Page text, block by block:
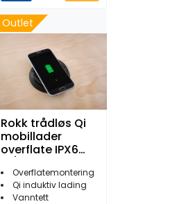
Outlet
Rokk trådløs Qi
mobillader
overflate IPX6
12/24V
Overflatemontering
Qi induktiv lading
Vanntett